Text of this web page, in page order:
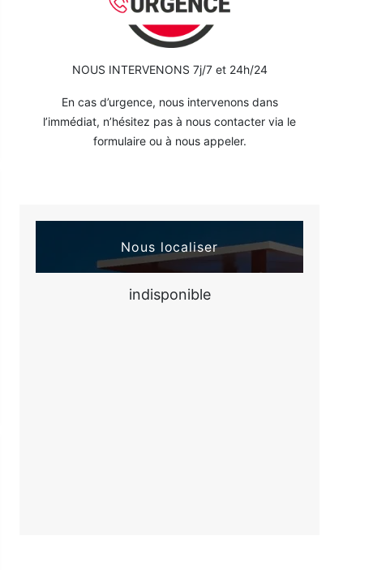
NOUS INTERVENONS 7j/7 et 24h/24
En cas d’urgence, nous intervenons dans
l’immédiat, n’hésitez pas à nous contacter via le
formulaire ou à nous appeler.
Nous localiser
indisponible